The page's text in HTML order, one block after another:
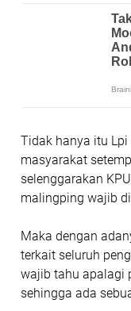
Tidak hanya itu
masyarakat
selenggarakan
malingping wajib
Maka dengan
terkait seluruh
wajib tahu apalagi
sehingga ada